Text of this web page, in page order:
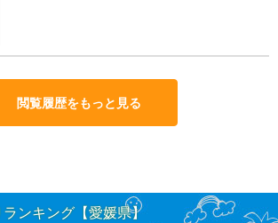
閲覧履歴をもっと見る
ンキング【愛媛県】